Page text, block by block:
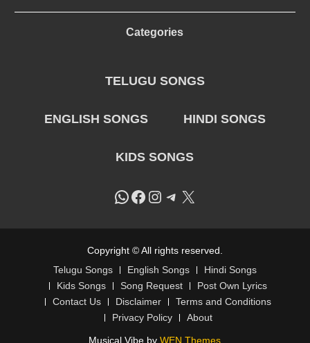
Categories
TELUGU SONGS
ENGLISH SONGS HINDI SONGS
KIDS SONGS
WhatsApp
Facebook
Instagram
Telegram
X
Copyright © All rights reserved.
Telugu Songs
English Songs
Hindi Songs
Kids Songs
Song Request
Post Own Lyrics
Contact Us
Disclaimer
Terms and Conditions
Privacy Policy
About
Musical Vibe byWEN Themes